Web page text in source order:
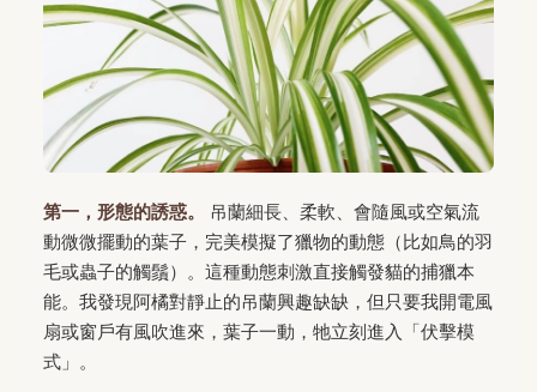
第一，形態的誘惑。
吊蘭細長、柔軟、會隨風或空氣流
動微微擺動的葉子，完美模擬了獵物的動態（比如鳥的羽
毛或蟲子的觸鬚）。這種動態刺激直接觸發貓的捕獵本
能。我發現阿橘對靜止的吊蘭興趣缺缺，但只要我開電風
扇或窗戶有風吹進來，葉子一動，牠立刻進入「伏擊模
式」。